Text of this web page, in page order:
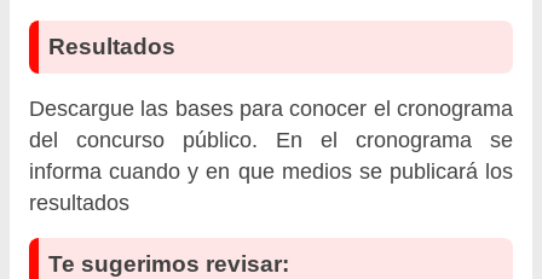
Resultados
Descargue las bases para conocer el cronograma
del concurso público. En el cronograma se
informa cuando y en que medios se publicará los
resultados
Te sugerimos revisar: